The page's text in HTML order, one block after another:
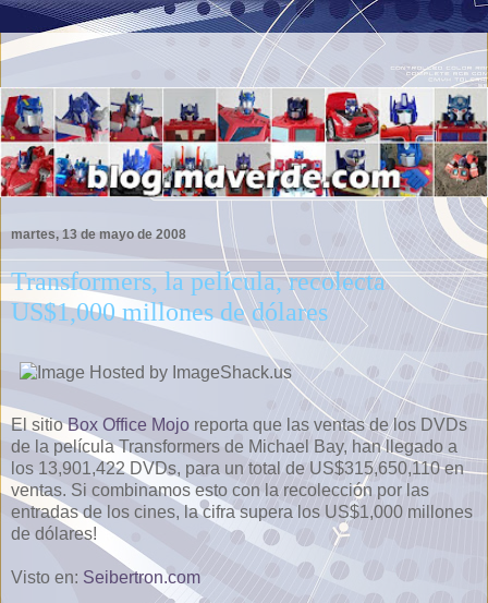
martes, 13 de mayo de 2008
Transformers, la película, recolecta
US$1,000 millones de dólares
El sitioBox Office Mojo reporta que las ventas de los DVDs
de la película Transformers de Michael Bay, han llegado a
los 13,901,422 DVDs, para un total de US$315,650,110 en
ventas. Si combinamos esto con la recolección por las
entradas de los cines, la cifra supera los US$1,000 millones
de dólares!
Visto en: Seibertron.com